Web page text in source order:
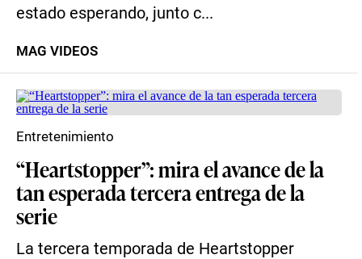
estado esperando, junto c...
MAG VIDEOS
“Heartstopper”: mira el avance de la
tan esperada tercera entrega de la
serie
La tercera temporada de Heartstopper
Entretenimiento